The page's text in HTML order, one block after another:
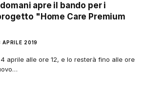
apre il bando per i
"Home Care Premium
APRILE 2019
aprile alle ore 12, e lo resterà fino alle ore